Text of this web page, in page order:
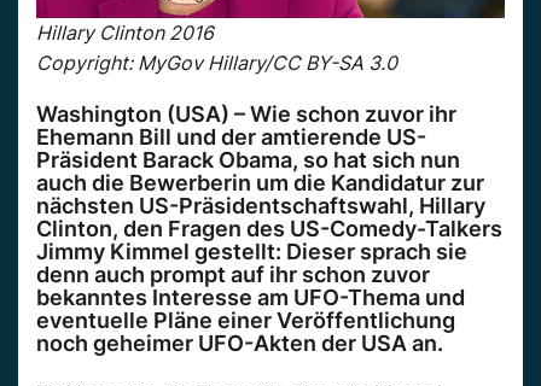
Hillary Clinton 2016
Copyright: MyGov Hillary/CC BY-SA 3.0
Washington (USA) – Wie schon zuvor ihr
Ehemann Bill und der amtierende US-
Präsident Barack Obama, so hat sich nun
auch die Bewerberin um die Kandidatur zur
nächsten US-Präsidentschaftswahl, Hillary
Clinton, den Fragen des US-Comedy-Talkers
Jimmy Kimmel gestellt: Dieser sprach sie
denn auch prompt auf ihr schon zuvor
bekanntes Interesse am UFO-Thema und
eventuelle Pläne einer Veröffentlichung
noch geheimer UFO-Akten der USA an.